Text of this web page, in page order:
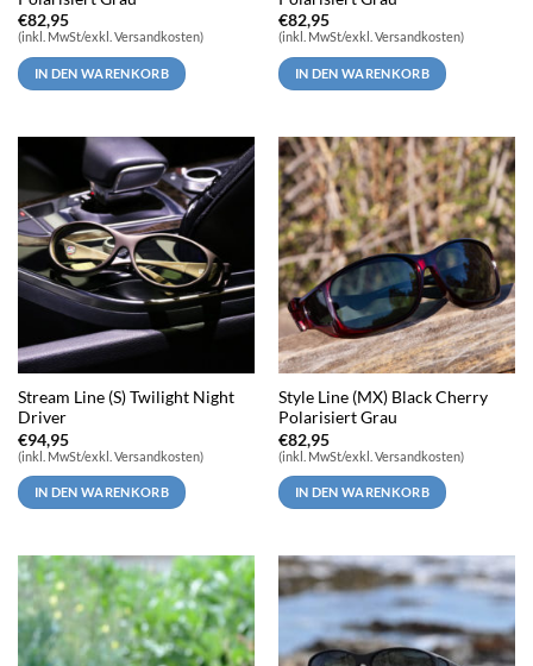
€82,95
(inkl. MwSt/exkl. Versandkosten)
IN DEN WARENKORB
€82,95
(inkl. MwSt/exkl. Versandkosten)
IN DEN WARENKORB
Stream Line (S) Twilight Night
Driver
€94,95
(inkl. MwSt/exkl. Versandkosten)
IN DEN WARENKORB
Style Line (MX) Black Cherry
Polarisiert Grau
€82,95
(inkl. MwSt/exkl. Versandkosten)
IN DEN WARENKORB